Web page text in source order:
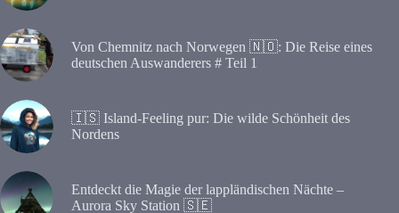
Von Chemnitz nach Norwegen 🇳🇴: Die Reise eines
deutschen Auswanderers # Teil 1
🇮🇸 Island-Feeling pur: Die wilde Schönheit des
Nordens
Entdeckt die Magie der lappländischen Nächte –
Aurora Sky Station 🇸🇪